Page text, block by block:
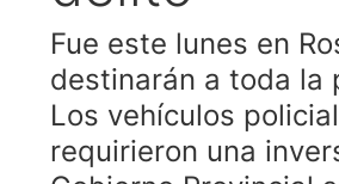
Fue este lunes en
destinarán a toda la
Los vehículos
requirieron una